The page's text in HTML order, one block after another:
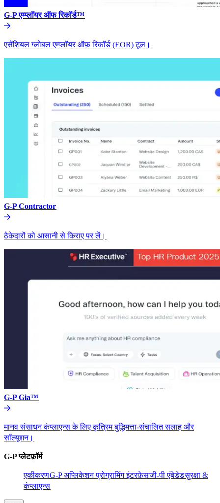
G-P एम्प्लॉयर ऑफ रिकॉर्ड™​​
एसेंशियल ग्लोबल एम्प्लॉयर ऑफ़ रिकॉर्ड (EOR) टूल।​​
G-P Contractor​​
ठेकेदारों को आसानी से किराए पर लें।​​
G-P Gia™​​
मानव संसाधन कंप्लाएन्स के लिए कृत्रिम बुद्धिमत्ता-संचालित सलाह और
सॉल्यूशन।​​
G-P प्लेटफ़ॉर्म​​
एकीकरण​​G-P अप्लिकेशन प्रोग्रामिंग इंटरफ़ेस​​जी-पी एंबेडेड​​सुरक्षा &
कंप्लाएन्स​​